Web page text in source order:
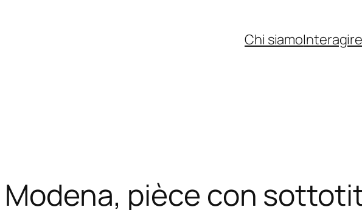
Chi siamo
Modena, pièce con